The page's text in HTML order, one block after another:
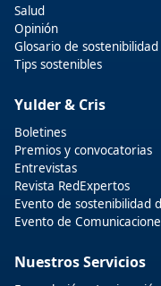
Salud
Opinión
Glosario de sostenibilidad
Tips sostenibles
Yulder & Cris
Boletines
Premios y convocatorias
Entrevistas
Revista RedExpertos
Evento de sostenibilidad
Evento de
Nuestros Servicios